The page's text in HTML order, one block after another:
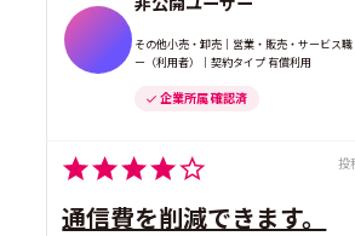
その他小売・卸売｜営業・販売・サービス
ー（利用者）｜契約タイプ 有償利用
企業所属 確認済
投
通信費を削減できます。